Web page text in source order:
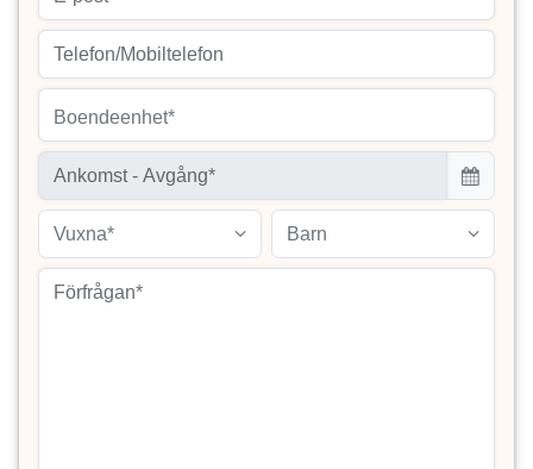
Boendeenhet*
Vuxna* Barn